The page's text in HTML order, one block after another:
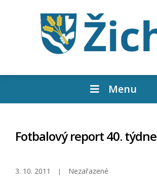
Menu
Fotbalový report 40. týdne
3. 10. 2011 Nezařazené